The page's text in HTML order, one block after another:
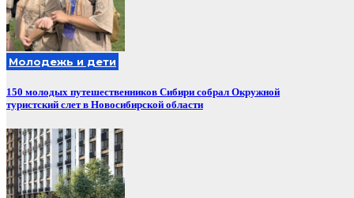
Молодежь и дети
150 молодых путешественников Сибири собрал Окружной
туристский слет в Новосибирской области